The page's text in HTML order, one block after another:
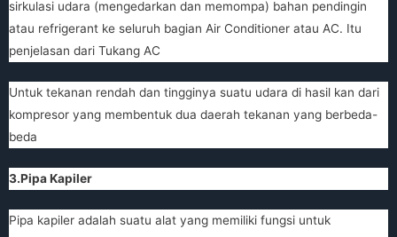
sirkulasi udara (mengedarkan dan memompa) bahan pendingin
atau refrigerant ke seluruh bagian Air Conditioner atau AC. Itu
penjelasan dari Tukang AC
Untuk tekanan rendah dan tingginya suatu udara di hasil kan dari
kompresor yang membentuk dua daerah tekanan yang berbeda-
beda
3.Pipa Kapiler
Pipa kapiler adalah suatu alat yang memiliki fungsi untuk